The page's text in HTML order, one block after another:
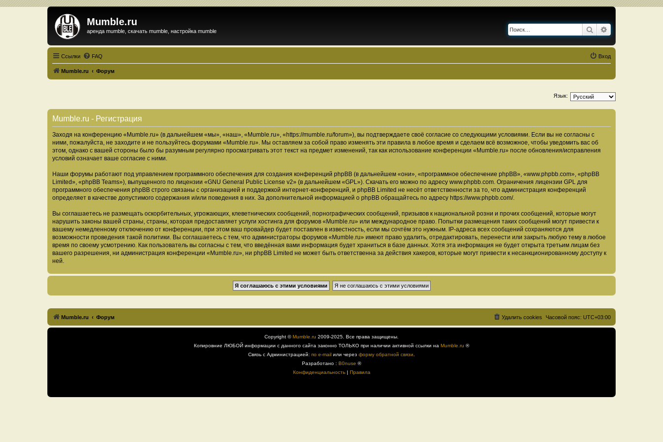
Mumble.ru
аренда mumble, скачать mumble, настройка mumble Поиск
Ссылки FAQ Вход
Mumble.ru Форум
Язык:
Mumble.ru - Регистрация
Заходя на конференцию «Mumble.ru» (в дальнейшем «мы», «наш», «Mumble.ru», «https://mumble.ru/forum»), вы подтверждаете своё согласие со следующими условиями. Если вы не согласны с
ними, пожалуйста, не заходите и не пользуйтесь форумами «Mumble.ru». Мы оставляем за собой право изменять эти правила в любое время и сделаем всё возможное, чтобы уведомить вас об
этом, однако с вашей стороны было бы разумным регулярно просматривать этот текст на предмет изменений, так как использование конференции «Mumble.ru» после обновления/исправления
условий означает ваше согласие с ними.
Наши форумы работают под управлением программного обеспечения для создания конференций phpBB (в дальнейшем «они», «программное обеспечение phpBB», «www.phpbb.com», «phpBB
Limited», «phpBB Teams»), выпущенного по лицензии «GNU General Public License v2» (в дальнейшем «GPL»). Скачать его можно по адресу www.phpbb.com. Ограничения лицензии GPL для
программного обеспечения phpBB строго связаны с организацией и поддержкой интернет-конференций, и phpBB Limited не несёт ответственности за то, что администрация конференций
определяет в качестве допустимого содержания и/или поведения в них. За дополнительной информацией о phpBB обращайтесь по адресу https://www.phpbb.com/.
Вы соглашаетесь не размещать оскорбительных, угрожающих, клеветнических сообщений, порнографических сообщений, призывов к национальной розни и прочих сообщений, которые могут
нарушить законы вашей страны, страны, которая предоставляет услуги хостинга для форумов «Mumble.ru» или международное право. Попытки размещения таких сообщений могут привести к
вашему немедленному отключению от конференции, при этом ваш провайдер будет поставлен в известность, если мы сочтём это нужным. IP-адреса всех сообщений сохраняются для
возможности проведения такой политики. Вы соглашаетесь с тем, что администраторы форумов «Mumble.ru» имеют право удалить, отредактировать, перенести или закрыть любую тему в любое
время по своему усмотрению. Как пользователь вы согласны с тем, что введённая вами информация будет храниться в базе данных. Хотя эта информация не будет открыта третьим лицам без
вашего разрешения, ни администрация конференции «Mumble.ru», ни phpBB Limited не может быть ответственна за действия хакеров, которые могут привести к несанкционированному доступу к
ней.
Mumble.ru Форум Часовой пояс: UTC+03:00
Удалить cookies
Copyright ©Mumble.ru 2009-2025. Все права защищены.
Копировние ЛЮБОЙ информации с данного сайта законно ТОЛЬКО при наличии активной ссылки на Mumble.ru ®
Связь с Администрацией: по e-mail или через форму обратной связи
Разработано : B0nuse ®
Конфиденциальность| Правила